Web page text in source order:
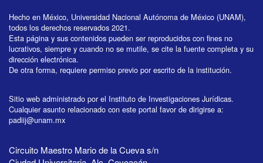
Hecho en México, Universidad Nacional Autónoma de México (UNAM),
todos los derechos reservados 2021.
Esta página y sus contenidos pueden ser reproducidos con fines no
lucrativos, siempre y cuando no se mutile, se cite la fuente completa y su
dirección electrónica.
De otra forma, requiere permiso previo por escrito de la institución.
Sitio web administrado por el Instituto de Investigaciones Jurídicas.
Cualquier asunto relacionado con este portal favor de dirigirse a:
padiij@unam.mx
Circuito Maestro Mario de la Cueva s/n